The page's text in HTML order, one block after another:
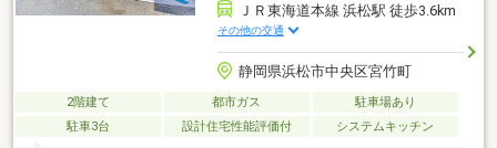
ＪＲ東海道本線 浜松駅 徒歩3.6km
その他の交通
静岡県浜松市中央区宮竹町
2階建て 都市ガス
駐車場あり
駐車3台
設計住宅性能評価付 システムキッチン